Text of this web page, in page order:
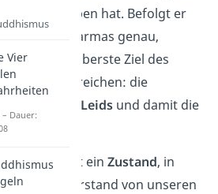
zu leben hat. Befolgt er
des Dharmas genau,
er es, das oberste Ziel des
zu erreichen: die
des Leids und damit die
ist ein Zustand, in
sich unser Verstand von unseren
Vier
– Dauer: